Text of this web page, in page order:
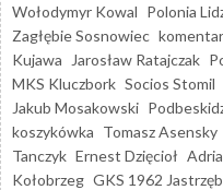
Wołodymyr Kowal Polonia
Zagłębie Sosnowiec
Kujawa
Jarosław Ratajczak
MKS Kluczbork Socios Stomil
Jakub Mosakowski
koszykówka Tomasz Asensky
Tanczyk Ernest Dzięcioł
Kołobrzeg GKS 1962